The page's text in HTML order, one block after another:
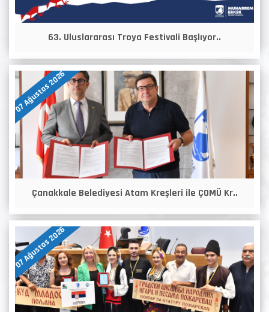
63. Uluslararası Troya Festivali Başlıyor..
07 Ağustos 2026
Çanakkale Belediyesi Atam Kreşleri ile ÇOMÜ Kr..
07 Ağustos 2026